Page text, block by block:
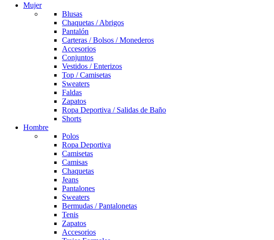
Mujer
Blusas
Chaquetas / Abrigos
Pantalón
Carteras / Bolsos / Monederos
Accesorios
Conjuntos
Vestidos / Enterizos
Top / Camisetas
Sweaters
Faldas
Zapatos
Ropa Deportiva / Salidas de Baño
Shorts
Hombre
Polos
Ropa Deportiva
Camisetas
Camisas
Chaquetas
Jeans
Pantalones
Sweaters
Bermudas / Pantalonetas
Tenis
Zapatos
Accesorios